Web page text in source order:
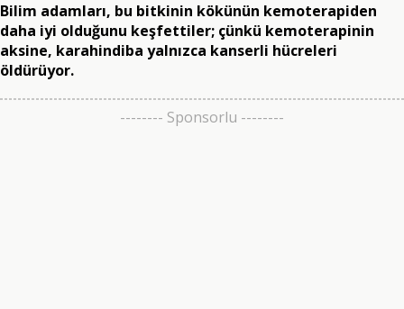
Bilim adamları, bu bitkinin kökünün kemoterapiden
daha iyi olduğunu keşfettiler; çünkü kemoterapinin
aksine, karahindiba yalnızca kanserli hücreleri
öldürüyor.
-------- Sponsorlu --------